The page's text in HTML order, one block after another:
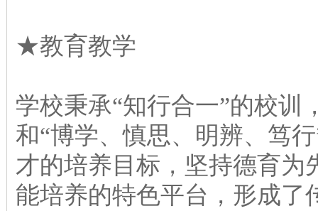
★教育教学
学校秉承“知行合一”的校训
和“博学、慎思、明辨、笃
才的培养目标，坚持德育为
能培养的特色平台，形成了